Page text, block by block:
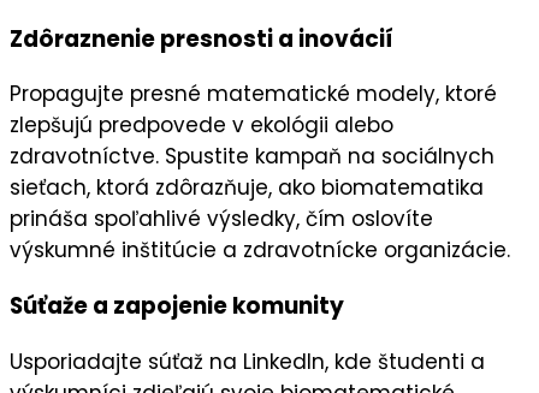
Zdôraznenie presnosti a inovácií
Propagujte presné matematické modely, ktoré
zlepšujú predpovede v ekológii alebo
zdravotníctve. Spustite kampaň na sociálnych
sieťach, ktorá zdôrazňuje, ako biomatematika
prináša spoľahlivé výsledky, čím oslovíte
výskumné inštitúcie a zdravotnícke organizácie.
Súťaže a zapojenie komunity
Usporiadajte súťaž na LinkedIn, kde študenti a